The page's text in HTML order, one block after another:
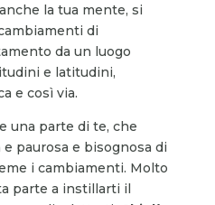
la tua mente, si
di
da un luogo
e latitudini,
e così via.
una parte di te, che
paurosa e bisognosa di
i cambiamenti. Molto
parte a instillarti il